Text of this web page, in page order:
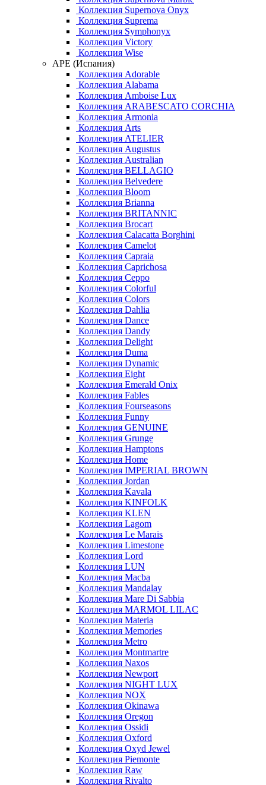
Коллекция Supernova Onyx
Коллекция Suprema
Коллекция Symphonyx
Коллекция Victory
Коллекция Wise
APE (Испания)
Коллекция Adorable
Коллекция Alabama
Коллекция Amboise Lux
Коллекция ARABESCATO CORCHIA
Коллекция Armonia
Коллекция Arts
Коллекция ATELIER
Коллекция Augustus
Коллекция Australian
Коллекция BELLAGIO
Коллекция Belvedere
Коллекция Bloom
Коллекция Brianna
Коллекция BRITANNIC
Коллекция Brocart
Коллекция Calacatta Borghini
Коллекция Camelot
Коллекция Capraia
Коллекция Caprichosa
Коллекция Ceppo
Коллекция Colorful
Коллекция Colors
Коллекция Dahlia
Коллекция Dance
Коллекция Dandy
Коллекция Delight
Коллекция Duma
Коллекция Dynamic
Коллекция Eight
Коллекция Emerald Onix
Коллекция Fables
Коллекция Fourseasons
Коллекция Funny
Коллекция GENUINE
Коллекция Grunge
Коллекция Hamptons
Коллекция Home
Коллекция IMPERIAL BROWN
Коллекция Jordan
Коллекция Kavala
Коллекция KINFOLK
Коллекция KLEN
Коллекция Lagom
Коллекция Le Marais
Коллекция Limestone
Коллекция Lord
Коллекция LUN
Коллекция Macba
Коллекция Mandalay
Коллекция Mare Di Sabbia
Коллекция MARMOL LILAC
Коллекция Materia
Коллекция Memories
Коллекция Metro
Коллекция Montmartre
Коллекция Naxos
Коллекция Newport
Коллекция NIGHT LUX
Коллекция NOX
Коллекция Okinawa
Коллекция Oregon
Коллекция Ossidi
Коллекция Oxford
Коллекция Oxyd Jewel
Коллекция Piemonte
Коллекция Raw
Коллекция Rivalto